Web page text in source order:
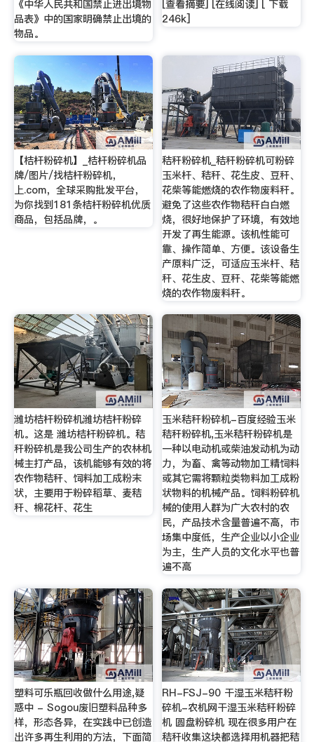
《中华人民共和国禁止进出境物
品表》中的国家明确禁止出境的
物品。
[查看摘要] [在线阅读] [ 下载
246k]
【桔杆粉碎机】_桔杆粉碎机品
牌/图片/找桔杆粉碎机，
上.com，全球采购批发平台，
为你找到181条桔杆粉碎机优质
商品，包括品牌，。
秸秆粉碎机_秸秆粉碎机可粉碎
玉米杆、秸秆、花生皮、豆秆、
花柴等能燃烧的农作物废料秆。
避免了这些农作物秸秆白白燃
烧，很好地保护了环境，有效地
开发了再生能源。该机性能可
靠、操作简单、方便。该设备生
产原料广泛，可适应玉米杆、秸
秆、花生皮、豆秆、花柴等能燃
烧的农作物废料秆。
潍坊桔杆粉碎机潍坊桔杆粉碎
机。这是 潍坊桔杆粉碎机。秸
秆粉碎机是我公司生产的农林机
械主打产品，该机能够有效的将
农作物秸秆、饲料加工成粉末
状，主要用于粉碎稻草、麦秸
秆、棉花杆、花生
玉米秸秆粉碎机-百度经验玉米
秸秆粉碎机,玉米秸秆粉碎机是
一种以电动机或柴油发动机为动
力，为畜、禽等动物加工精饲料
或其它需将颗粒类物料加工成粉
状物料的机械产品。饲料粉碎机
械的使用人群为广大农村的农
民，产品技术含量普遍不高，市
场集中度低，生产企业以小企业
为主，生产人员的文化水平也普
遍不高
塑料可乐瓶回收做什么用途,疑
惑中 - Sogou废旧塑料品种多
样，形态各异，在实践中已创造
出许多再生利用的方法，下面简
RH-FSJ-90 干湿玉米秸秆粉
碎机-农机网干湿玉米秸秆粉碎
机 圆盘粉碎机 现在很多用户在
秸秆收集这块都选择用机器把秸